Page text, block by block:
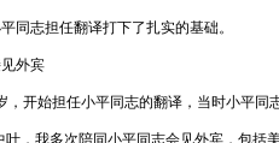
志担任翻译打下了扎实的基础。
外宾
开始担任小平同志的翻译，当时小平同
我多次陪同小平同志会见外宾，包括